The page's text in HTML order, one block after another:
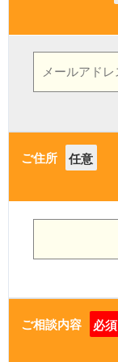
ご住所 任意
ご相談内容 必須